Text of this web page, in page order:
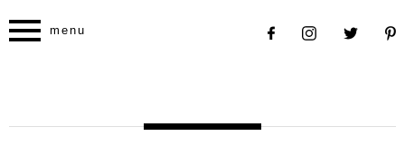
menu